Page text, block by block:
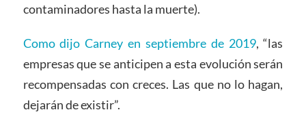
contaminadores hasta la muerte).
Como dijo Carney en septiembre de 2019, “las
empresas que se anticipen a esta evolución serán
recompensadas con creces. Las que no lo hagan,
dejarán de existir”.